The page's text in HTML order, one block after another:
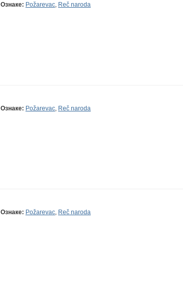
Ознаке: Požarevac, Reč naroda
Ознаке: Požarevac, Reč naroda
Ознаке: Požarevac, Reč naroda